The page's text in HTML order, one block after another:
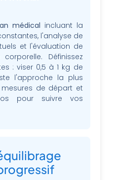
médical incluant la
l'analyse de
et l'évaluation de
Définissez
: viser 0,5 à 1 kg de
l'approche la plus
de départ et
pour suivre vos